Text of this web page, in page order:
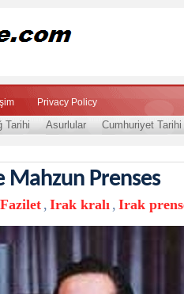
Privacy Policy
Tarihi Asurlular Cumhuriyet Tarihi
Mahzun Prenses
Fazilet , Irak kralı , Irak